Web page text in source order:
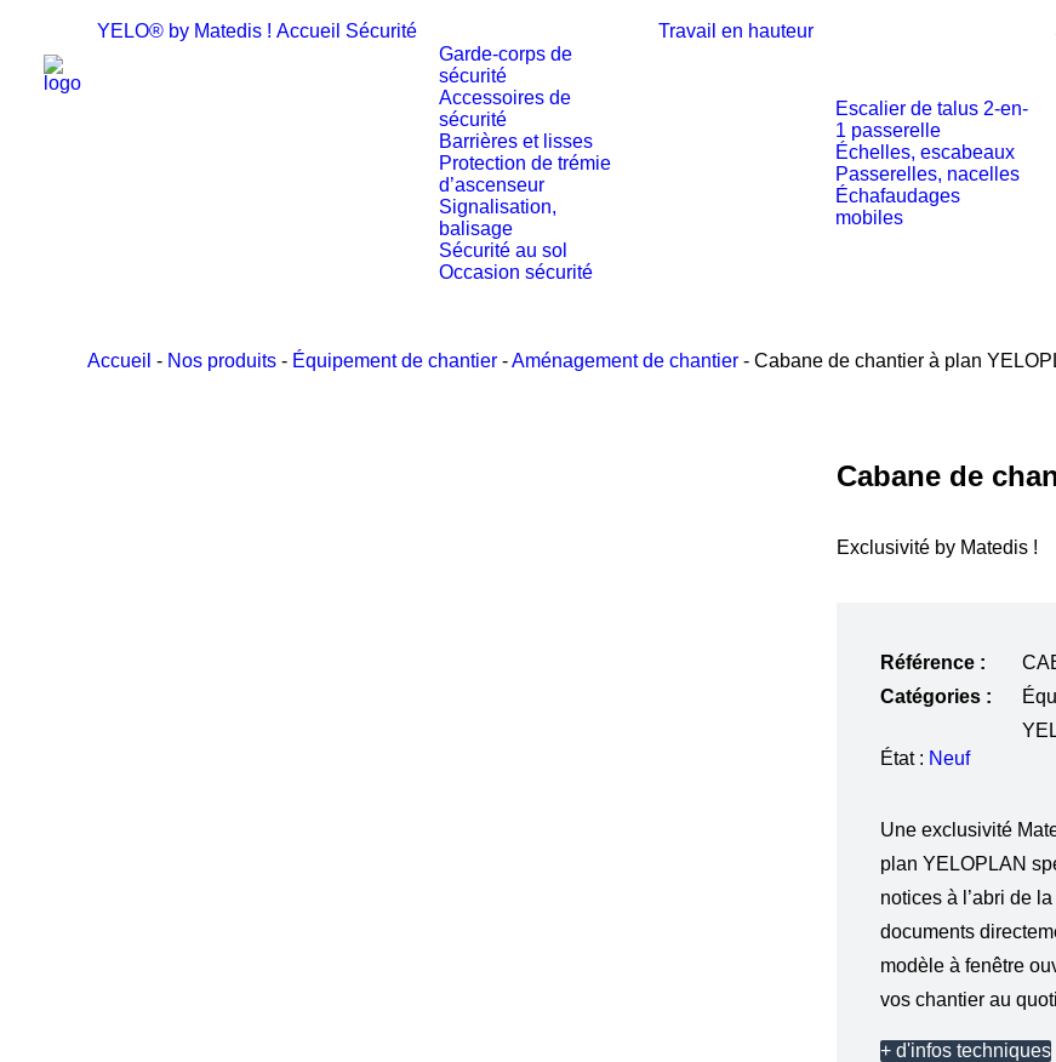
YELO® by Matedis ! Accueil Sécurité
Garde-corps de
sécurité
Accessoires de
sécurité
Barrières et lisses
Protection de trémie
d’ascenseur
Signalisation,
balisage
Sécurité au sol
Occasion sécurité
Travail en hauteur
Escalier de talus 2-en-
1 passerelle
Échelles, escabeaux
Passerelles, nacelles
Échafaudages
mobiles
Accueil - Nos produits - Équipement de chantier -Aménagement de chantier - Cabane de chantier à plan
Cabane de
Exclusivité by Matedis !
Référence :
Catégories :
État : Neuf
Une exclusivité
plan YELOPLAN
notices à l’abri de
documents
modèle à fenêtre
vos chantier au
+ d'infos techniques